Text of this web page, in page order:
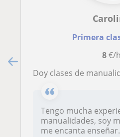
Primera
8€/h
Doy clases de manualidades como ganchillo,
Tengo mucha
manualidades, soy
me encanta